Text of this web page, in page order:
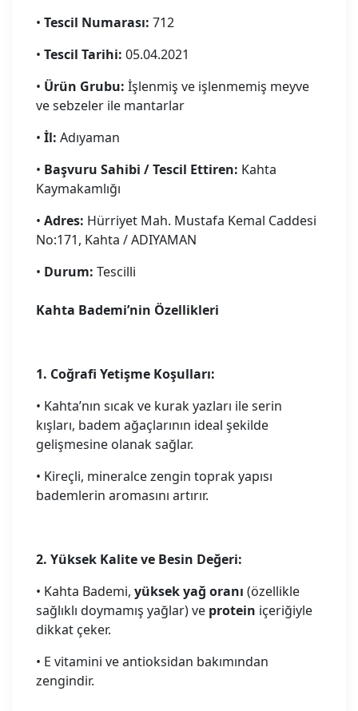
• Tescil Numarası: 712
• Tescil Tarihi: 05.04.2021
• Ürün Grubu: İşlenmiş ve işlenmemiş meyve
ve sebzeler ile mantarlar
• İl: Adıyaman
• Başvuru Sahibi / Tescil Ettiren: Kahta
Kaymakamlığı
• Adres: Hürriyet Mah. Mustafa Kemal Caddesi
No:171, Kahta / ADIYAMAN
• Durum: Tescilli
Kahta Bademi’nin Özellikleri
1. Coğrafi Yetişme Koşulları:
• Kahta’nın sıcak ve kurak yazları ile serin
kışları, badem ağaçlarının ideal şekilde
gelişmesine olanak sağlar.
• Kireçli, mineralce zengin toprak yapısı
bademlerin aromasını artırır.
2. Yüksek Kalite ve Besin Değeri:
• Kahta Bademi, yüksek yağ oranı (özellikle
sağlıklı doymamış yağlar) ve protein içeriğiyle
dikkat çeker.
• E vitamini ve antioksidan bakımından
zengindir.